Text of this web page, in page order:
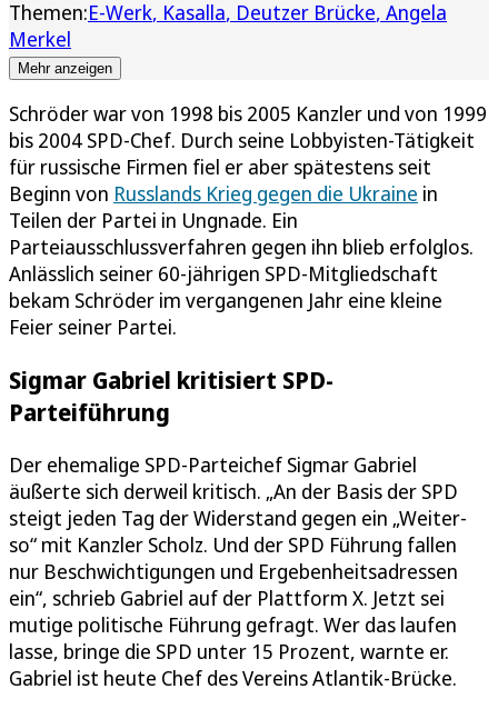
Themen:E-Werk Kasalla Deutzer Brücke Angela
Merkel
Mehr anzeigen
Schröder war von 1998 bis 2005 Kanzler und von 1999
bis 2004 SPD-Chef. Durch seine Lobbyisten-Tätigkeit
für russische Firmen fiel er aber spätestens seit
Beginn von Russlands Krieg gegen die Ukraine in
Teilen der Partei in Ungnade. Ein
Parteiausschlussverfahren gegen ihn blieb erfolglos.
Anlässlich seiner 60-jährigen SPD-Mitgliedschaft
bekam Schröder im vergangenen Jahr eine kleine
Feier seiner Partei.
Sigmar Gabriel kritisiert SPD-
Parteiführung
Der ehemalige SPD-Parteichef Sigmar Gabriel
äußerte sich derweil kritisch. „An der Basis der SPD
steigt jeden Tag der Widerstand gegen ein „Weiter-
so“ mit Kanzler Scholz. Und der SPD Führung fallen
nur Beschwichtigungen und Ergebenheitsadressen
ein“, schrieb Gabriel auf der Plattform X. Jetzt sei
mutige politische Führung gefragt. Wer das laufen
lasse, bringe die SPD unter 15 Prozent, warnte er.
Gabriel ist heute Chef des Vereins Atlantik-Brücke.